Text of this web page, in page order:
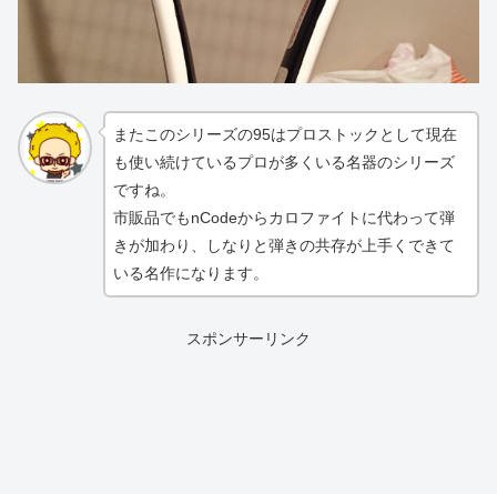
またこのシリーズの95はプロストックとして現在
も使い続けているプロが多くいる名器のシリーズ
ですね。
市販品でもnCodeからカロファイトに代わって弾
きが加わり、しなりと弾きの共存が上手くできて
いる名作になります。
スポンサーリンク